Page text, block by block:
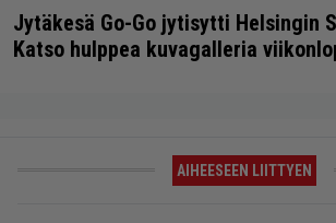
Jytäkesä Go-Go jytisytti Helsingin
Katso hulppea kuvagalleria
AIHEESEEN LIITTYEN